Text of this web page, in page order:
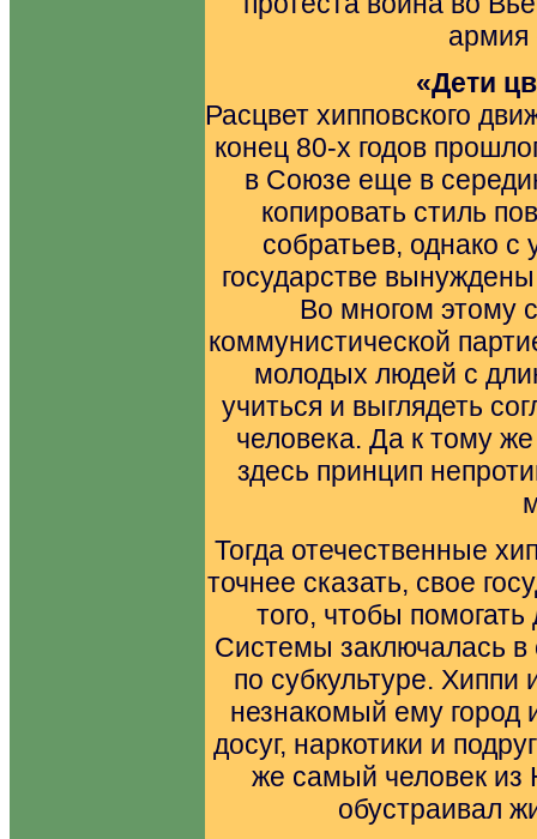
армия
«Дети
Расцвет хипповского
конец 80-х годов
в Союзе еще в
копировать стиль
собратьев, однако
государстве
Во многом этому
коммунистической
молодых людей с
учиться и выглядеть
человека. Да к тому
здесь принцип
Тогда отечественные
точнее сказать, свое
того, чтобы
Системы заключалась
по субкультуре.
незнакомый ему город
досуг, наркотики и
же самый человек из
обустраивал